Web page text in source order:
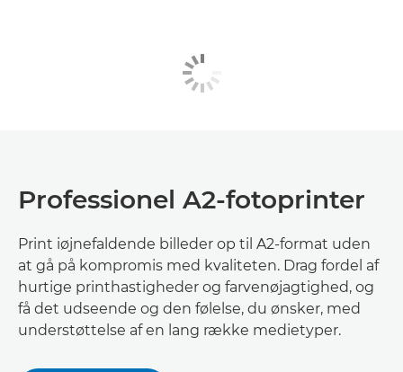
Professionel A2-fotoprinter
Print iøjnefaldende billeder op til A2-format uden
at gå på kompromis med kvaliteten. Drag fordel af
hurtige printhastigheder og farvenøjagtighed, og
få det udseende og den følelse, du ønsker, med
understøttelse af en lang række medietyper.